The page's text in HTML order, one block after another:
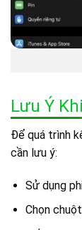
Lưu Ý
Để quá trình
cần lưu ý:
Sử dụng
Chọn